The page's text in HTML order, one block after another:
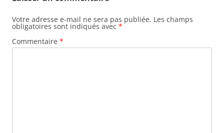
Votre adresse e-mail ne sera pas publiée. Les champs
obligatoires sont indiqués avec *
Commentaire *